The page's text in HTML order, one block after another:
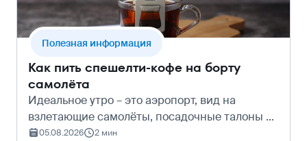
Полезная информация
Как пить спешелти-кофе на борту
самолёта
Идеальное утро – это аэропорт, вид на
взлетающие самолёты, посадочные талоны в
одной руке и чашка кофе в другой. Одна
05.08.2026 2 мин